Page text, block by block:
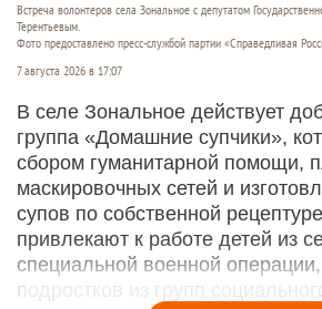
Встреча волонтеров села Зональное с депутатом
Терентьевым.
Фото предоставлено пресс-службой партии «Справедливая
7 августа 2026 в 17:07
В селе Зональное действует
группа «Домашние супчики»,
сбором гуманитарной помощи,
маскировочных сетей и
супов по собственной
привлекают к работе детей из
специальной военной
подростков из групп